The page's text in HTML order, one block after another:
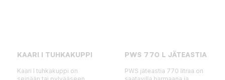
KAARI I TUHKAKUPPI
Kaari I tuhkakuppi on
PWS 770 L JÄTEASTIA
PWS jäteastia 770 litraa on